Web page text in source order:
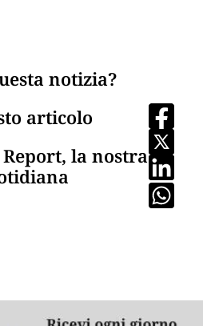
notizia?
articolo
la nostra